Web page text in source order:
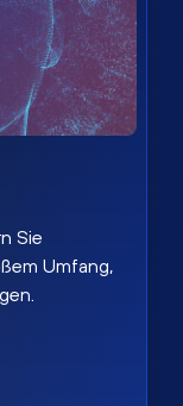
Sie
Umfang,